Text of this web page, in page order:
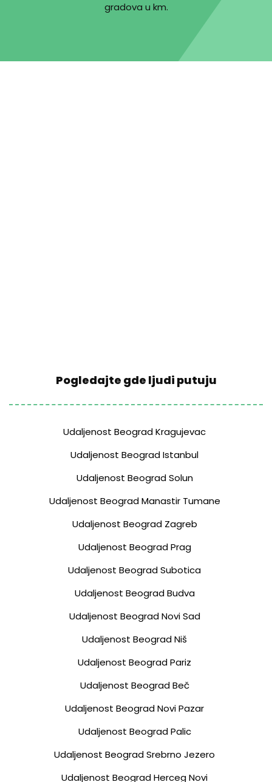
gradova u km.
Pogledajte gde ljudi putuju
Udaljenost Beograd Kragujevac
Udaljenost Beograd Istanbul
Udaljenost Beograd Solun
Udaljenost Beograd Manastir Tumane
Udaljenost Beograd Zagreb
Udaljenost Beograd Prag
Udaljenost Beograd Subotica
Udaljenost Beograd Budva
Udaljenost Beograd Novi Sad
Udaljenost Beograd Niš
Udaljenost Beograd Pariz
Udaljenost Beograd Beč
Udaljenost Beograd Novi Pazar
Udaljenost Beograd Palic
Udaljenost Beograd Srebrno Jezero
Udaljenost Beograd Herceg Novi